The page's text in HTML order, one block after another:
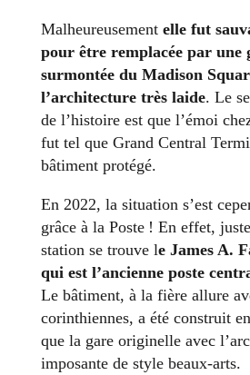
Malheureusement elle fut
pour être remplacée par une
surmontée du Madison
l’architecture très laide. Le
de l’histoire est que l’émoi
fut tel que Grand Central
bâtiment protégé.
En 2022, la situation s’est
grâce à la Poste ! En effet,
station se trouve le James A.
qui est l’ancienne poste
Le bâtiment, à la fière allure
corinthiennes, a été construit
que la gare originelle avec
imposante de style beaux-arts.